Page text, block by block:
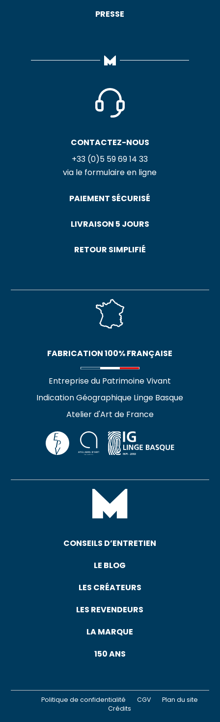
PRESSE
CONTACTEZ-NOUS
+33 (0)5 59 69 14 33
via le formulaire en ligne
PAIEMENT SÉCURISÉ
LIVRAISON 5 JOURS
RETOUR SIMPLIFIÉ
FABRICATION 100% FRANÇAISE
Entreprise du Patrimoine Vivant
Indication Géographique Linge Basque
Atelier d'Art de France
CONSEILS D’ENTRETIEN
LE BLOG
LES CRÉATEURS
LES REVENDEURS
LA MARQUE
150 ANS
Politique de confidentialité CGV
Plan du site
Crédits